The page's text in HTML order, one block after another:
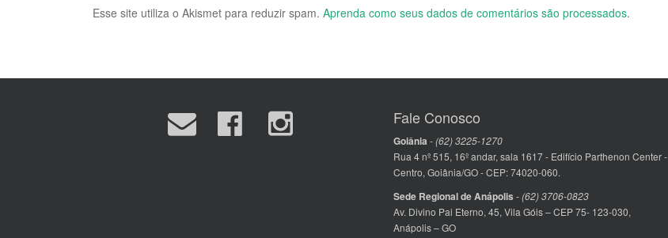
Esse site utiliza o Akismet para reduzir spam. Aprenda como seus dados de comentários são processados.
Fale Conosco
Goiânia -(62) 3225-1270
Rua 4 nº 515, 16º andar, sala 1617 - Edifício Parthenon Center -
Centro, Goiânia/GO - CEP: 74020-060.
Sede Regional de Anápolis -(62) 3706-0823
Av. Divino Pai Eterno, 45, Vila Góis – CEP 75- 123-030,
Anápolis – GO